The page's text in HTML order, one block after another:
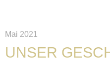
Mai 2021
UNSER